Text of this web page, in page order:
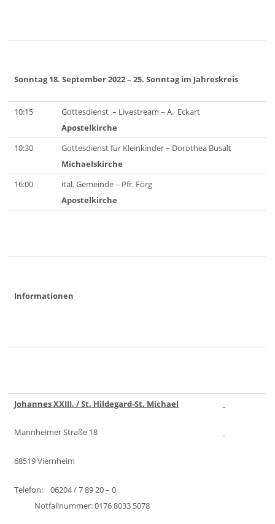
Sonntag 18. September 2022– 25. Sonntag im Jahreskreis
10:15
Gottesdienst – Livestream – A. Eckart
Apostelkirche
10:30
Gottesdienst für Kleinkinder – Dorothea Busalt
Michaelskirche
16:00
ital. Gemeinde – Pfr. Förg
Apostelkirche
Informationen
Johannes XXIII. / St. Hildegard-St. Michael
Mannheimer Straße 18
68519 Viernheim
Telefon: 06204 / 7 89 20 – 0
Notfallnummer: 0176 8033 5078